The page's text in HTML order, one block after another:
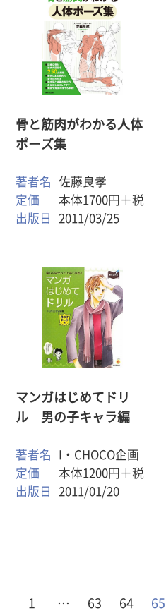
骨と筋肉がわかる人体
ポーズ集
著者名
佐藤良孝
定価
本体1700円＋税
出版日
2011/03/25
マンガはじめてドリ
ル 男の子キャラ編
著者名
I・CHOCO企画
定価
本体1200円＋税
出版日
2011/01/20
1 … 63 64 65